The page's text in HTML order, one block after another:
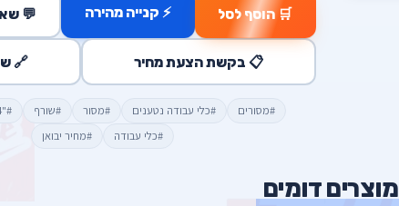
🛒 הוסף לסל ⚡ קנייה מהירה 💬
📋 בקשת הצעת מחיר 🔗
#מסורים #כלי עבודה נטענים #מסור #שורף #"14
#כלי עבודה
#מחיר יבואן
מוצרים דומים